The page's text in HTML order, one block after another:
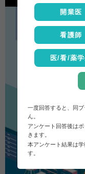
開業医
看護師
医/看/薬
一度回答すると、同
ん。
アンケート回答後は
きます。
本アンケート結果は
す。